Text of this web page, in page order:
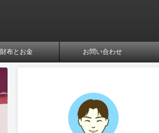
財布とお金 お問い合わせ